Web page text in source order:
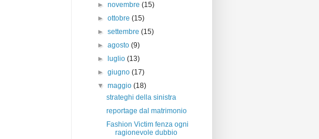
►novembre(15)
►ottobre(15)
►settembre(15)
►agosto(9)
►
luglio(13)
►giugno(17)
▼maggio(18)
strateghi della sinistra
reportage dal matrimonio
Fashion Victim fenza ogni
ragionevole dubbio